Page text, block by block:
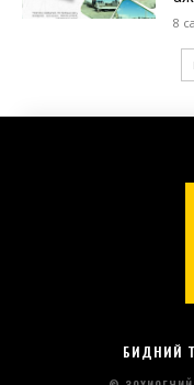
БИДНИЙ